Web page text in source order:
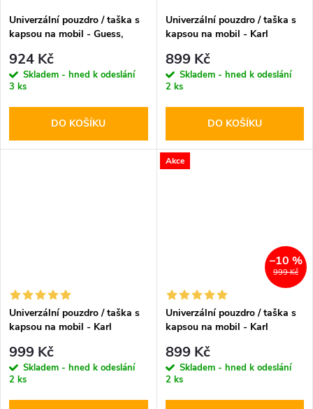
Univerzální pouzdro / taška s
kapsou na mobil - Guess,
924 Kč
Skladem - hned k odeslání
3 ks
DO KOŠÍKU
Univerzální pouzdro / taška s
kapsou na mobil - Karl
Choupette NFT Wallet Black
899 Kč
Skladem - hned k odeslání
2 ks
DO KOŠÍKU
Univerzální pouzdro / taška s
kapsou na mobil - Karl
Ikonik NFT Wallet Black
999 Kč
Skladem - hned k odeslání
2 ks
Akce
999 Kč
–10 %
Univerzální pouzdro / taška s
kapsou na mobil - Karl
Wallet Black
899 Kč
Skladem - hned k odeslání
2 ks